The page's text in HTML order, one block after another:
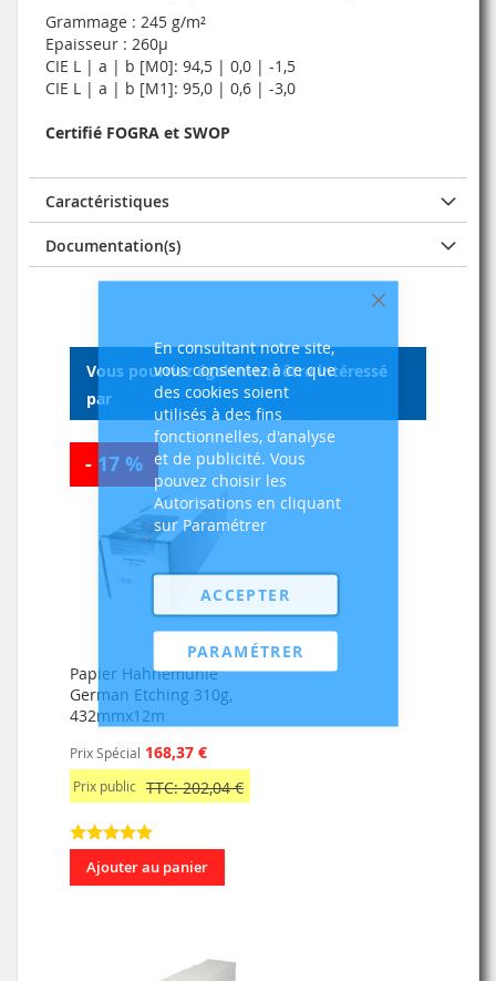
Fermer
En consultant notre site,
vous consentez à ce que
des cookies soient
utilisés à des fins
fonctionnelles, d'analyse
et de publicité. Vous
pouvez choisir les
Autorisations en cliquant
sur Paramétrer
ACCEPTER
PARAMÉTRER
Grammage : 245 g/m²
Epaisseur : 260µ
CIE L | a | b [M0]: 94,5 | 0,0 | -1,5
CIE L | a | b [M1]: 95,0 | 0,6 | -3,0
Certifié FOGRA et SWOP
Caractéristiques
Documentation(s)
Vous pourriez également être intéressé
par
- 17 %
Papier Hahnemühle
German Etching 310g,
432mmx12m
Prix Spécial 168,37 €
Prix public TTC: 202,04 €
Ajouter au panier